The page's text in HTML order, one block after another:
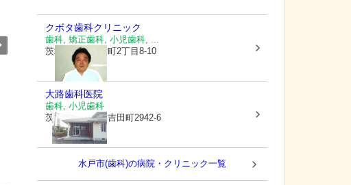
クボタ歯科クリニック
歯科, 矯正歯科, 小児歯科, ...
茨城県水戸市
柳町2丁目8-10
大路歯科医院
歯科, 小児歯科
茨城県水戸市元吉田町2942-6
水戸市(歯科)の病院・クリニック一覧